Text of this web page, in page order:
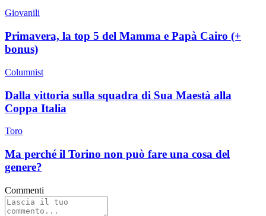
Giovanili
Primavera, la top 5 del Mamma e Papà Cairo (+
bonus)
Columnist
Dalla vittoria sulla squadra di Sua Maestà alla
Coppa Italia
Toro
Ma perché il Torino non può fare una cosa del
genere?
Commenti